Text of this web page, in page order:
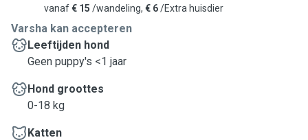
vanaf€ 15 /wandeling, € 6/Extra huisdier
Varsha kan accepteren
Leeftijden hond
Geen puppy's <1 jaar
Hond groottes
0-18 kg
Katten